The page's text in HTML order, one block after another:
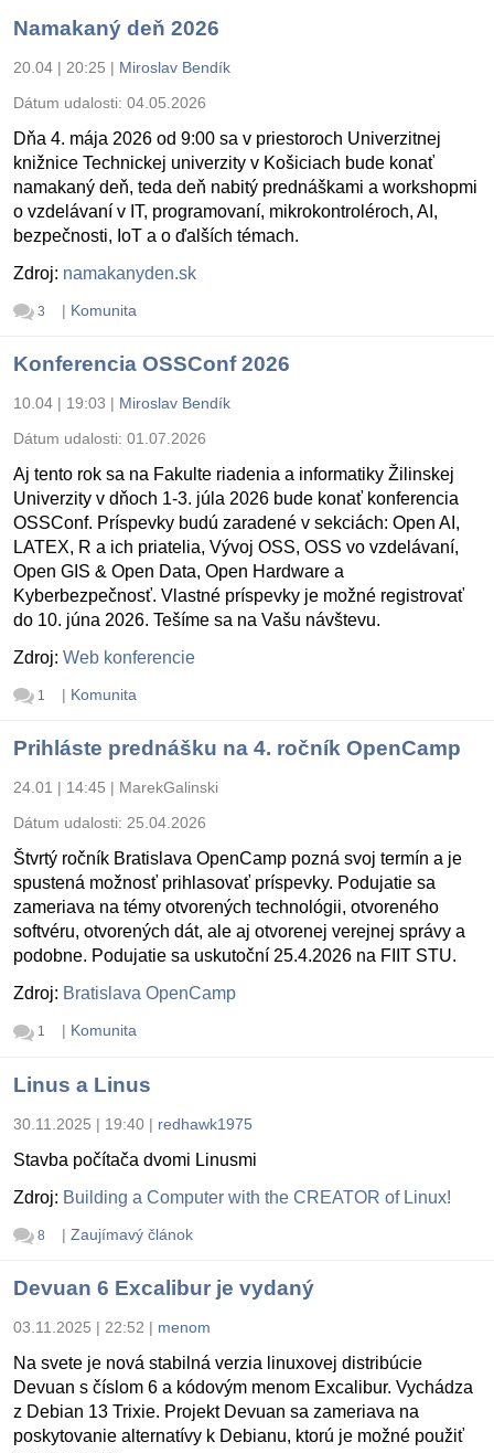
Namakaný deň 2026
20.04 | 20:25 | Miroslav Bendík
Dátum udalosti: 04.05.2026
Dňa 4. mája 2026 od 9:00 sa v priestoroch Univerzitnej
knižnice Technickej univerzity v Košiciach bude konať
namakaný deň, teda deň nabitý prednáškami a workshopmi
o vzdelávaní v IT, programovaní, mikrokontroléroch, AI,
bezpečnosti, IoT a o ďalších témach.
Zdroj: namakanyden.sk
3 | Komunita
Konferencia OSSConf 2026
10.04 | 19:03 | Miroslav Bendík
Dátum udalosti: 01.07.2026
Aj tento rok sa na Fakulte riadenia a informatiky Žilinskej
Univerzity v dňoch 1-3. júla 2026 bude konať konferencia
OSSConf. Príspevky budú zaradené v sekciách: Open AI,
LATEX, R a ich priatelia, Vývoj OSS, OSS vo vzdelávaní,
Open GIS & Open Data, Open Hardware a
Kyberbezpečnosť. Vlastné príspevky je možné registrovať
do 10. júna 2026. Tešíme sa na Vašu návštevu.
Zdroj: Web konferencie
1 | Komunita
Prihláste prednášku na 4. ročník OpenCamp
24.01 | 14:45 | MarekGalinski
Dátum udalosti: 25.04.2026
Štvrtý ročník Bratislava OpenCamp pozná svoj termín a je
spustená možnosť prihlasovať príspevky. Podujatie sa
zameriava na témy otvorených technológii, otvoreného
softvéru, otvorených dát, ale aj otvorenej verejnej správy a
podobne. Podujatie sa uskutoční 25.4.2026 na FIIT STU.
Zdroj: Bratislava OpenCamp
1 | Komunita
Linus a Linus
30.11.2025 | 19:40 | redhawk1975
Stavba počítača dvomi Linusmi
Zdroj: Building a Computer with the CREATOR of Linux!
8 | Zaujímavý článok
Devuan 6 Excalibur je vydaný
03.11.2025 | 22:52 | menom
Na svete je nová stabilná verzia linuxovej distribúcie
Devuan s číslom 6 a kódovým menom Excalibur. Vychádza
z Debian 13 Trixie. Projekt Devuan sa zameriava na
poskytovanie alternatívy k Debianu, ktorú je možné použiť